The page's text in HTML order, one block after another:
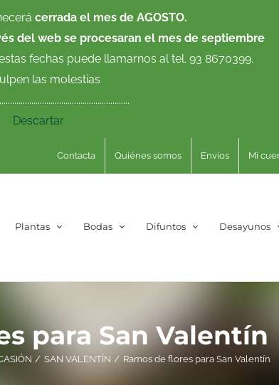
cerrada el mes de AGOSTO.
del web se procesaran el mes de septiembre
fechas puede llamarnos al tel. 93 8670399.
las molestias
Descartar
Contacta Quiénes somos Envíos Mi
Plantas Bodas Difuntos Desayunos
para San Valentín
SAN VALENTÍN Ramos de flores para San Valentín